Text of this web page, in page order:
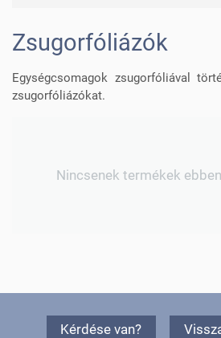
Zsugorfóliázók
Egységcsomagok zsugorfóliával
zsugorfóliázókat.
Nincsenek termékek
Kérdése van?